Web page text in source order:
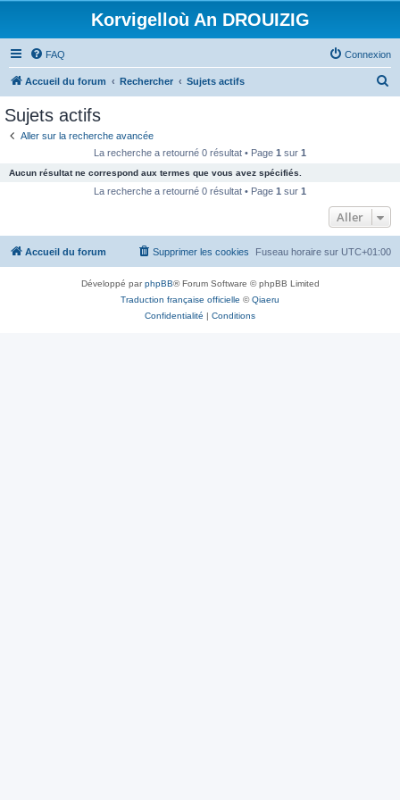
Korvigelloù An DROUIZIG
FAQ Connexion
Accueil du forum Rechercher Sujets actifs
c
e
Sujets actifs
Aller sur la recherche avancée
La recherche a retourné 0 résultat • Page 1 sur 1
Aucun résultat ne correspond aux termes que vous avez spécifiés.
La recherche a retourné 0 résultat • Page 1 sur 1
Aller
Accueil du forum Fuseau horaire sur UTC+01:00
Supprimer les cookies
Développé parphpBB® Forum Software © phpBB Limited
Traduction française officielle ©Qiaeru
Confidentialité | Conditions